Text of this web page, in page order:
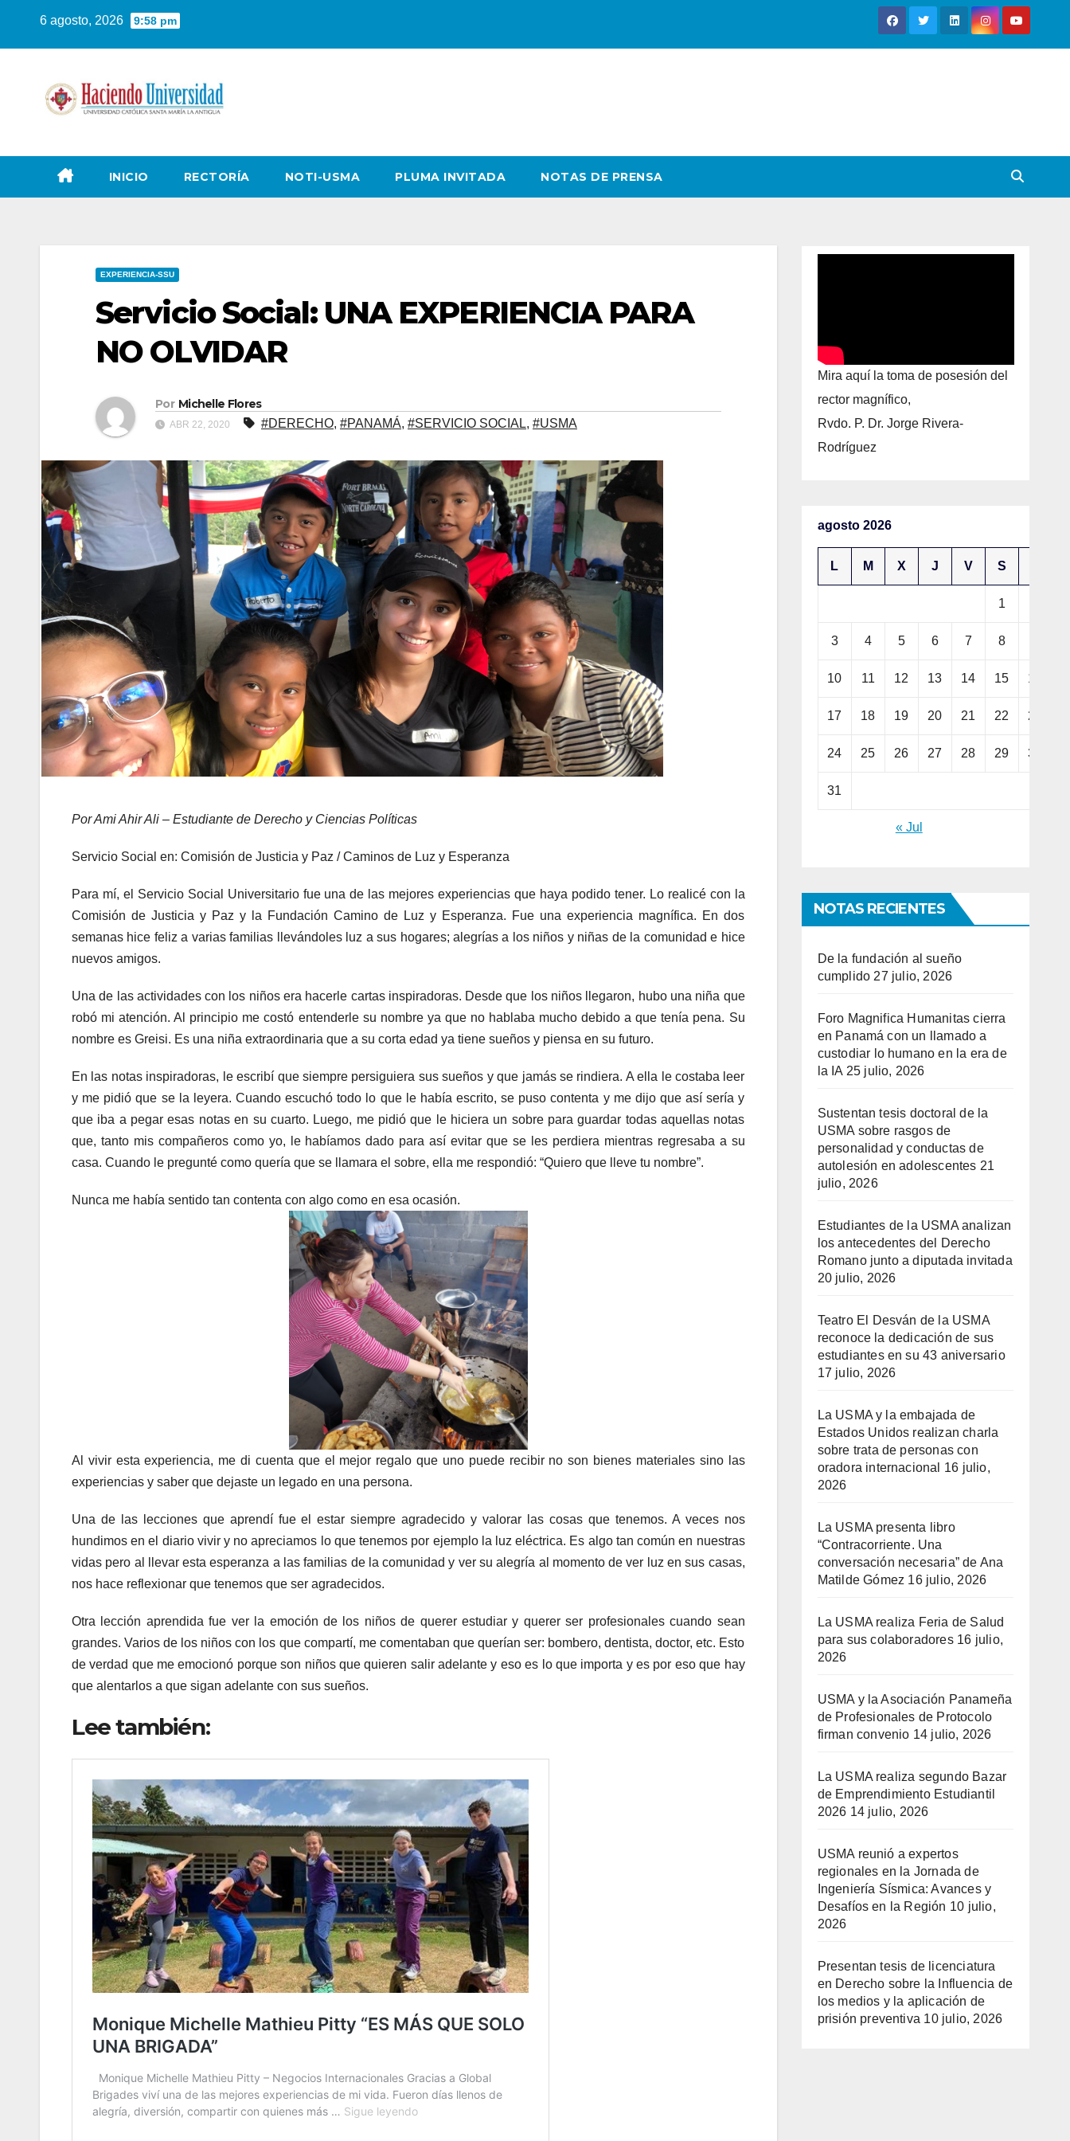
6 agosto, 2026 9:58 pm
INICIO RECTORÍA NOTI-USMA PLUMA INVITADA NOTAS DE PRENSA
EXPERIENCIA-SSU
Servicio Social: UNA EXPERIENCIA PARA
NO OLVIDAR
Por Michelle Flores
ABR 22, 2020 #DERECHO, #PANAMÁ, #SERVICIO SOCIAL, #USMA
Por Ami Ahir Ali – Estudiante de Derecho y Ciencias Políticas
Servicio Social en: Comisión de Justicia y Paz / Caminos de Luz y Esperanza
Para mí, el Servicio Social Universitario fue una de las mejores experiencias que haya podido tener. Lo realicé con la
Comisión de Justicia y Paz y la Fundación Camino de Luz y Esperanza. Fue una experiencia magnífica. En dos
semanas hice feliz a varias familias llevándoles luz a sus hogares; alegrías a los niños y niñas de la comunidad e hice
nuevos amigos.
Una de las actividades con los niños era hacerle cartas inspiradoras. Desde que los niños llegaron, hubo una niña que
robó mi atención. Al principio me costó entenderle su nombre ya que no hablaba mucho debido a que tenía pena. Su
nombre es Greisi. Es una niña extraordinaria que a su corta edad ya tiene sueños y piensa en su futuro.
En las notas inspiradoras, le escribí que siempre persiguiera sus sueños y que jamás se rindiera. A ella le costaba leer
y me pidió que se la leyera. Cuando escuchó todo lo que le había escrito, se puso contenta y me dijo que así sería y
que iba a pegar esas notas en su cuarto. Luego, me pidió que le hiciera un sobre para guardar todas aquellas notas
que, tanto mis compañeros como yo, le habíamos dado para así evitar que se les perdiera mientras regresaba a su
casa. Cuando le pregunté como quería que se llamara el sobre, ella me respondió: “Quiero que lleve tu nombre”.
Nunca me había sentido tan contenta con algo como en esa ocasión.
Al vivir esta experiencia, me di cuenta que el mejor regalo que uno puede recibir no son bienes materiales sino las
experiencias y saber que dejaste un legado en una persona.
Una de las lecciones que aprendí fue el estar siempre agradecido y valorar las cosas que tenemos. A veces nos
hundimos en el diario vivir y no apreciamos lo que tenemos por ejemplo la luz eléctrica. Es algo tan común en nuestras
vidas pero al llevar esta esperanza a las familias de la comunidad y ver su alegría al momento de ver luz en sus casas,
nos hace reflexionar que tenemos que ser agradecidos.
Otra lección aprendida fue ver la emoción de los niños de querer estudiar y querer ser profesionales cuando sean
grandes. Varios de los niños con los que compartí, me comentaban que querían ser: bombero, dentista, doctor, etc. Esto
de verdad que me emocionó porque son niños que quieren salir adelante y eso es lo que importa y es por eso que hay
que alentarlos a que sigan adelante con sus sueños.
Lee también:
Mira aquí la toma de posesión del
rector magnífico,
Rvdo. P. Dr. Jorge Rivera-
Rodríguez
agosto 2026
L M X J V S
1
3 4 5 6 7 8
10 11 12 13 14 15 16
17 18 19 20 21 22 23
24 25 26 27 28 29 30
31
« Jul
NOTAS RECIENTES
De la fundación al sueño
cumplido 27 julio, 2026
Foro Magnifica Humanitas cierra
en Panamá con un llamado a
custodiar lo humano en la era de
la IA 25 julio, 2026
Sustentan tesis doctoral de la
USMA sobre rasgos de
personalidad y conductas de
autolesión en adolescentes 21
julio, 2026
Estudiantes de la USMA analizan
los antecedentes del Derecho
Romano junto a diputada invitada
20 julio, 2026
Teatro El Desván de la USMA
reconoce la dedicación de sus
estudiantes en su 43 aniversario
17 julio, 2026
La USMA y la embajada de
Estados Unidos realizan charla
sobre trata de personas con
oradora internacional
16 julio,
2026
La USMA presenta libro
“Contracorriente. Una
conversación necesaria” de Ana
Matilde Gómez 16 julio, 2026
La USMA realiza Feria de Salud
para sus colaboradores 16 julio,
2026
USMA y la Asociación Panameña
de Profesionales de Protocolo
firman convenio 14 julio, 2026
La USMA realiza segundo Bazar
de Emprendimiento Estudiantil
2026 14 julio, 2026
USMA reunió a expertos
regionales en la Jornada de
Ingeniería Sísmica: Avances y
Desafíos en la Región 10 julio,
2026
Presentan tesis de licenciatura
en Derecho sobre la Influencia de
los medios y la aplicación de
prisión preventiva 10 julio, 2026